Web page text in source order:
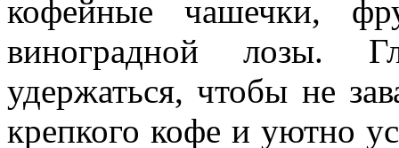
кофейные чашечки,
виноградной лозы.
удержаться, чтобы не
крепкого кофе и уютно